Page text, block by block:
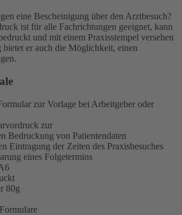
eine Bescheinigung über den Arztbesuch?
ist für alle Fachrichtungen geeignet, kann
und mit einem Praxisstempel versehen
er auch die Möglichkeit, einen
zur Vorlage bei Arbeitgeber oder
zur
Bedruckung von Patientendaten
Eintragung der Zeiten des Praxisbesuches
eines Folgetermins
80g